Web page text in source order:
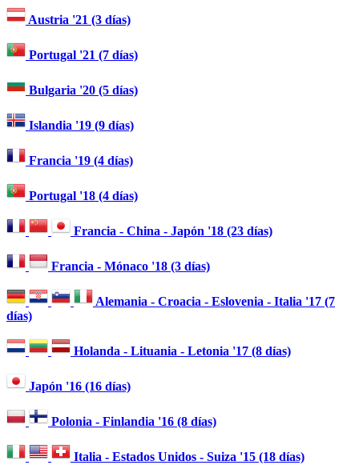
Austria '21 (3 días)
Portugal '21 (7 días)
Bulgaria '20 (5 días)
Islandia '19 (9 días)
Francia '19 (4 días)
Portugal '18 (4 días)
Francia - China - Japón '18 (23 días)
Francia - Mónaco '18 (3 días)
Alemania - Croacia - Eslovenia - Italia '17 (7
días)
Holanda - Lituania - Letonia '17 (8 días)
Japón '16 (16 días)
Polonia - Finlandia '16 (8 días)
Italia - Estados Unidos - Suiza '15 (18 días)